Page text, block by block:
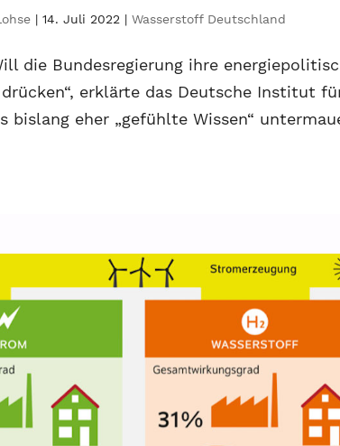
|14. Juli 2022 |Wasserstoff Deutschland
die Bundesregierung ihre
erklärte das Deutsche Institut
bislang eher „gefühlte Wissen“